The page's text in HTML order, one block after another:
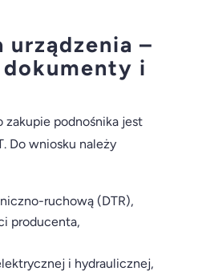
urządzenia –
i
zakupie podnośnika jest
Do wniosku należy
ruchową (DTR),
producenta,
i hydraulicznej,